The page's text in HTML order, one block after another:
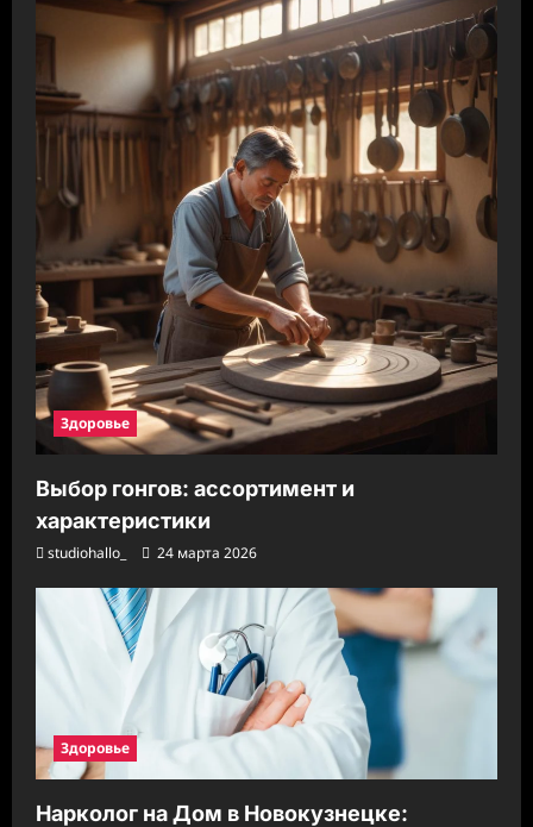
Здоровье
Выбор гонгов: ассортимент и
характеристики
studiohallo_ 24 марта 2026
Здоровье
Нарколог на Дом в Новокузнецке: